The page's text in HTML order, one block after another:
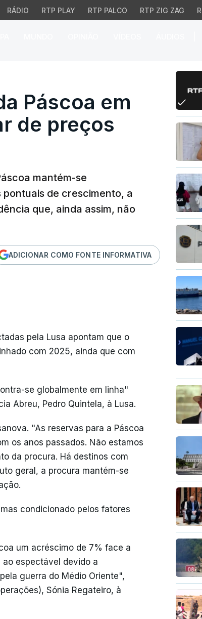
RÁDIO RTP PLAY RTP PALCO RTP ZIG ZAG
Páscoa em linha
Páscoa em
de preços
mantém-se
de crescimento, a
que, ainda assim, não
ADICIONAR COMO FONTE INFORMATIVA
pela Lusa apontam que o
com 2025, ainda que com
se globalmente em linha"
Abreu, Pedro Quintela, à Lusa.
"As reservas para a Páscoa
os anos passados. Não estamos
da procura. Há destinos com
geral, a procura mantém-se
condicionado pelos fatores
um acréscimo de 7% face a
espectável devido a
guerra do Médio Oriente",
Sónia Regateiro, à